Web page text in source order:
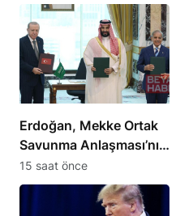
Erdoğan, Mekke Ortak
Savunma Anlaşması’nı
açıkladı
15 saat önce